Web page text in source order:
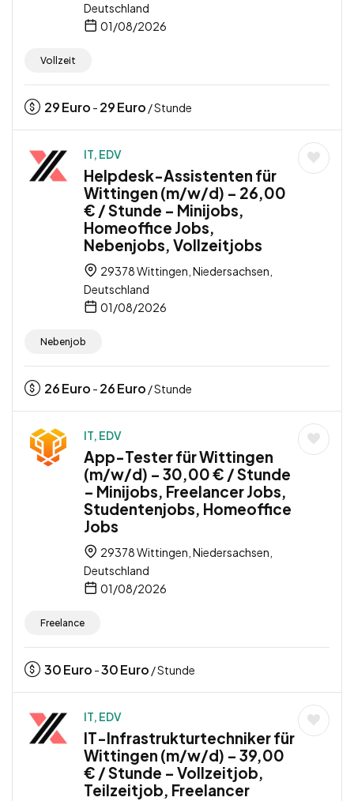
Deutschland
01/08/2026
Vollzeit
29Euro - 29Euro / Stunde
IT, EDV
Helpdesk-Assistenten für
Wittingen (m/w/d) – 26,00
€ / Stunde – Minijobs,
Homeoffice Jobs,
Nebenjobs, Vollzeitjobs
29378 Wittingen, Niedersachsen,
Deutschland
01/08/2026
Nebenjob
26Euro - 26Euro / Stunde
IT, EDV
App-Tester für Wittingen
(m/w/d) – 30,00 € / Stunde
– Minijobs, Freelancer Jobs,
Studentenjobs, Homeoffice
Jobs
29378 Wittingen, Niedersachsen,
Deutschland
01/08/2026
Freelance
30Euro -30Euro / Stunde
IT, EDV
IT-Infrastrukturtechniker für
Wittingen (m/w/d) – 39,00
€ / Stunde – Vollzeitjob,
Teilzeitjob, Freelancer